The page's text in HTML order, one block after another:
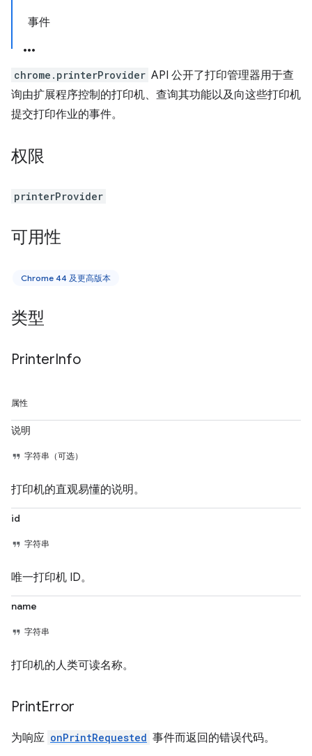
事件
chrome.printerProvider API 公开了打印管理器用于查
询由扩展程序控制的打印机、查询其功能以及向这些打印机
提交打印作业的事件。
权限
printerProvider
可用性
Chrome 44 及更高版本
类型
PrinterInfo
属性
说明
字符串（可选）
打印机的直观易懂的说明。
id
字符串
唯一打印机 ID。
name
字符串
打印机的人类可读名称。
PrintError
为响应 onPrintRequested 事件而返回的错误代码。